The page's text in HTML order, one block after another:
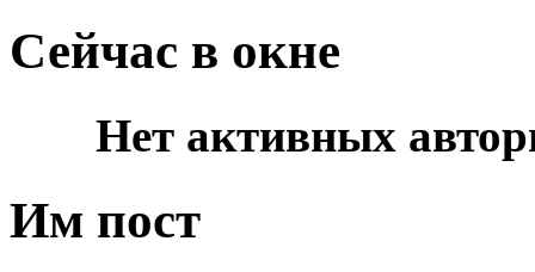
Сейчас в окне
Нет активных
Им пост